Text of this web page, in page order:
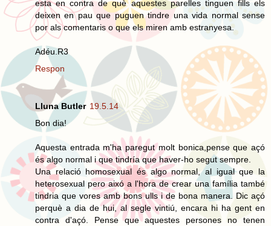
esta en contra de què aquestes parelles tinguen fills els
deixen en pau que puguen tindre una vida normal sense
por als comentaris o que els miren amb estranyesa.
Adéu.R3
Respon
Lluna Butler 19.5.14
Bon dia!
Aquesta entrada m'ha paregut molt bonica,pense que açó
és algo normal i que tindría que haver-ho segut sempre.
Una relació homosexual és algo normal, al igual que la
heterosexual pero aixó a l'hora de crear una família també
tindria que vores amb bons ulls i de bona manera. Dic açó
perquè a dia de hui, al segle vintiú, encara hi ha gent en
contra d'açó. Pense que aquestes persones no tenen